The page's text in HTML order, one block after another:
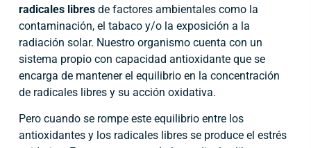
radicales libresde factores ambientales como la
contaminación, el tabaco y/o la exposición a la
radiación solar. Nuestro organismo cuenta con un
sistema propio con capacidad antioxidante que se
encarga de mantener el equilibrio en la concentración
de radicales libres y su acción oxidativa.
Pero cuando se rompe este equilibrio entre los
antioxidantes y los radicales libres se produce el estrés